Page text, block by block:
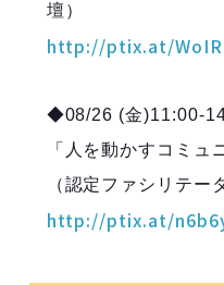
壇）
http://ptix.at/
◆08/26 (金)11:00-
「人を動かすコミュ
（認定ファシリテー
http://ptix.at/